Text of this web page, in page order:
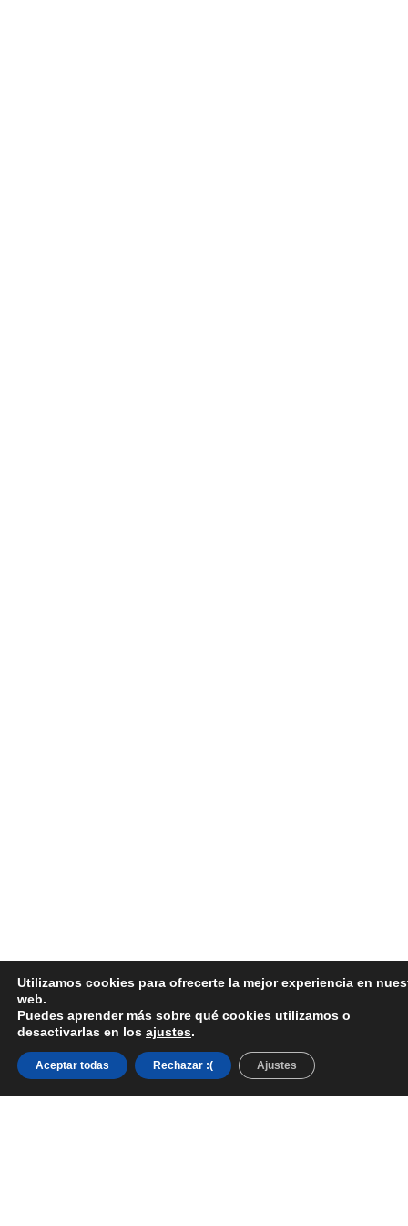
Utilizamos cookies para ofrecerte la mejor experiencia en
web.
Puedes aprender más sobre qué cookies utilizamos o
desactivarlas en los ajustes.
Aceptar todas Rechazar :( Ajustes